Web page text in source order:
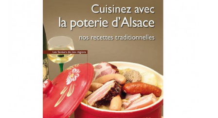
Tarte au fromage blanc
Gâteau aux carottes
Kougelhopf
Streusel
Galettes de semoule
Ropfküeche de Rosheim
Cuisses de dames
Beignets de carnaval